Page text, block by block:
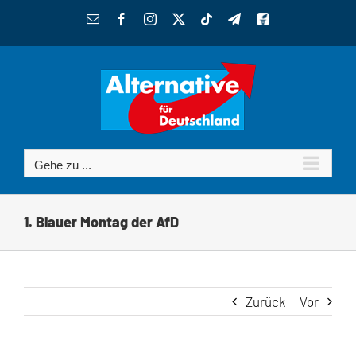
E-
FacebookInstagram TiktokTelegram
Benutzerdefiniert
Gehe zu ...
1. Blauer Montag der AfD
Zurück Vor